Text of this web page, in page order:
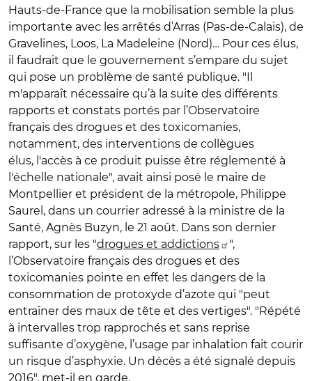
Hauts-de-France que la mobilisation semble la plus
importante avec les arrêtés d’Arras (Pas-de-Calais), de
Gravelines, Loos, La Madeleine (Nord)… Pour ces élus,
il faudrait que le gouvernement s’empare du sujet
qui pose un problème de santé publique. "Il
m'apparaît nécessaire qu’à la suite des différents
rapports et constats portés par l’Observatoire
français des drogues et des toxicomanies,
notamment, des interventions de collègues
élus, l'accès à ce produit puisse être réglementé à
l'échelle nationale", avait ainsi posé le maire de
Montpellier et président de la métropole, Philippe
Saurel, dans un courrier adressé à la ministre de la
Santé, Agnès Buzyn, le 21 août. Dans son dernier
rapport, sur les "drogues et addictions
",
l’Observatoire français des drogues et des
toxicomanies pointe en effet les dangers de la
consommation de protoxyde d’azote qui "peut
entraîner des maux de tête et des vertiges". "Répété
à intervalles trop rapprochés et sans reprise
suffisante d’oxygène, l’usage par inhalation fait courir
un risque d’asphyxie. Un décès a été signalé depuis
2016", met-il en garde.